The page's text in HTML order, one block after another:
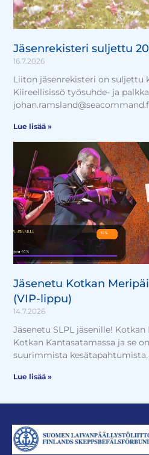
Jäsenrekisteri suljettu
16.7.2026
Liiton jäsenrekisteri on suljettu
Kiireellisissö työsuhde- ja
Lue lisää »
Jäsenetu Kotkan
(VIP-lippu)
14.7.2026
Jäsenetu SLPL jäsenille!
Kotkan Kantasatamassa ja se
suurimmista kesätapahtumista.
Lue lisää »